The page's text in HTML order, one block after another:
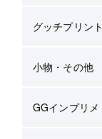
グッチプリント
小物・その他
GGインプリメ